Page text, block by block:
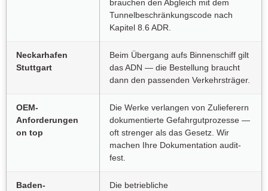
brauchen den Abgleich mit dem
Tunnelbeschränkungscode nach
Kapitel 8.6 ADR.
Neckarhafen
Stuttgart
Beim Übergang aufs Binnenschiff gilt
das ADN — die Bestellung braucht
dann den passenden Verkehrsträger.
OEM-
Anforderungen
on top
Die Werke verlangen von Zulieferern
dokumentierte Gefahrgutprozesse —
oft strenger als das Gesetz. Wir
machen Ihre Dokumentation audit-
fest.
Baden-
Die betriebliche